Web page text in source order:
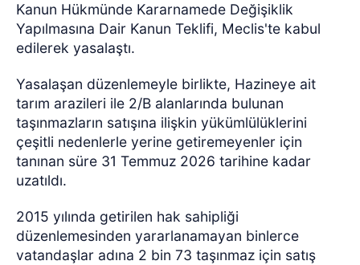
Kanun Hükmünde Kararnamede Değişiklik
Yapılmasına Dair Kanun Teklifi, Meclis'te kabul
edilerek yasalaştı.
Yasalaşan düzenlemeyle birlikte, Hazineye ait
tarım arazileri ile 2/B alanlarında bulunan
taşınmazların satışına ilişkin yükümlülüklerini
çeşitli nedenlerle yerine getiremeyenler için
tanınan süre 31 Temmuz 2026 tarihine kadar
uzatıldı.
2015 yılında getirilen hak sahipliği
düzenlemesinden yararlanamayan binlerce
vatandaşlar adına 2 bin 73 taşınmaz için satış